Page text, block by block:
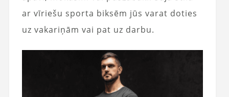
ar vīriešu sporta biksēm jūs varat doties
uz vakariņām vai pat uz darbu.